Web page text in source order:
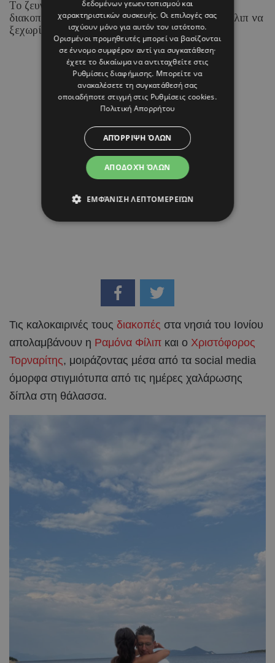
Το ζευγάρι απολαμβάνει τις καλοκαιρινές του
διακοπές στα νησιά του Ιονίου, με τη Ραμόνα Φίλιπ να
ξεχωρίζει για τα chic beach και resort looks της.
07 ΑΥΓΟΥΣΤΟΥ 26 - 15:45
Μαρία Καραμάνου
Τις καλοκαιρινές τους διακοπές στα νησιά του Ιονίου
απολαμβάνουν η Ραμόνα Φίλιπ και ο Χριστόφορος
Τορναρίτης, μοιράζοντας μέσα από τα social media
όμορφα στιγμιότυπα από τις ημέρες χαλάρωσης
δίπλα στη θάλασσα.
δεδομένων γεωεντοπισμού και
χαρακτηριστικών συσκευής. Οι επιλογές σας
ισχύουν μόνο για αυτόν τον ιστότοπο.
Ορισμένοι προμηθευτές μπορεί να βασίζονται
σε έννομο συμφέρον αντί για συγκατάθεση·
έχετε το δικαίωμα να αντιταχθείτε στις
Ρυθμίσεις διαφήμισης. Μπορείτε να
ανακαλέσετε τη συγκατάθεσή σας
οποιαδήποτε στιγμή στις Ρυθμίσεις cookies.
Πολιτική Απορρήτου
ΑΠΟΔΟΧΉ ΌΛΩΝ
ΑΠΌΡΡΙΨΗ ΌΛΩΝ
ΕΜΦΆΝΙΣΗ ΛΕΠΤΟΜΕΡΕΙΏΝ